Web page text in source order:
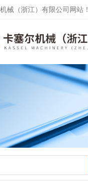
械（浙江）有限公司网站！